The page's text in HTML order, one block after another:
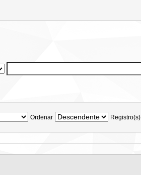
Ordenar Registro(s)